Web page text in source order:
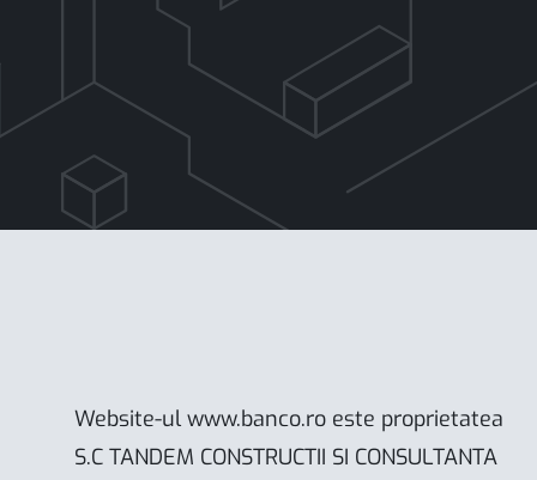
Website-ulwww.banco.ro este proprietatea
S.C TANDEM CONSTRUCTII SI CONSULTANTA